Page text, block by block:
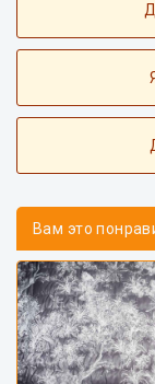
Вам это